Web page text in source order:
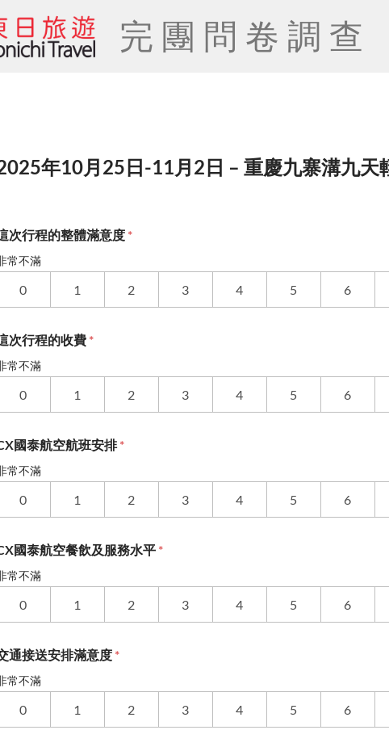
完團問卷調查
年10月25日-11月2日 – 重慶九寨溝九天
次行程的整體滿意度 *
常不滿
0 1 2 3 4 5 6
次行程的收費 *
常不滿
0 1 2 3 4 5 6
國泰航空航班安排*
常不滿
0 1 2 3 4 5 6
國泰航空餐飲及服務水平 *
常不滿
0 1 2 3 4 5 6
通接送安排滿意度 *
常不滿
0 1 2 3 4 5 6